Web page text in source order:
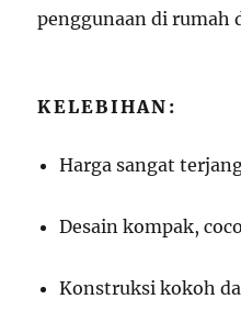
penggunaan di rumah
KELEBIHAN:
Harga sangat
Desain kompak,
Konstruksi kokoh